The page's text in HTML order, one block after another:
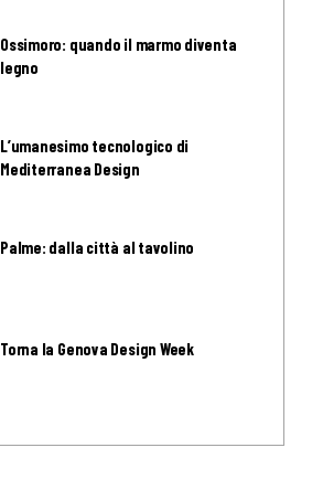
Ossimoro: quando il marmo diventa
legno
L’umanesimo tecnologico di
Mediterranea Design
Palme: dalla città al tavolino
Torna la Genova Design Week